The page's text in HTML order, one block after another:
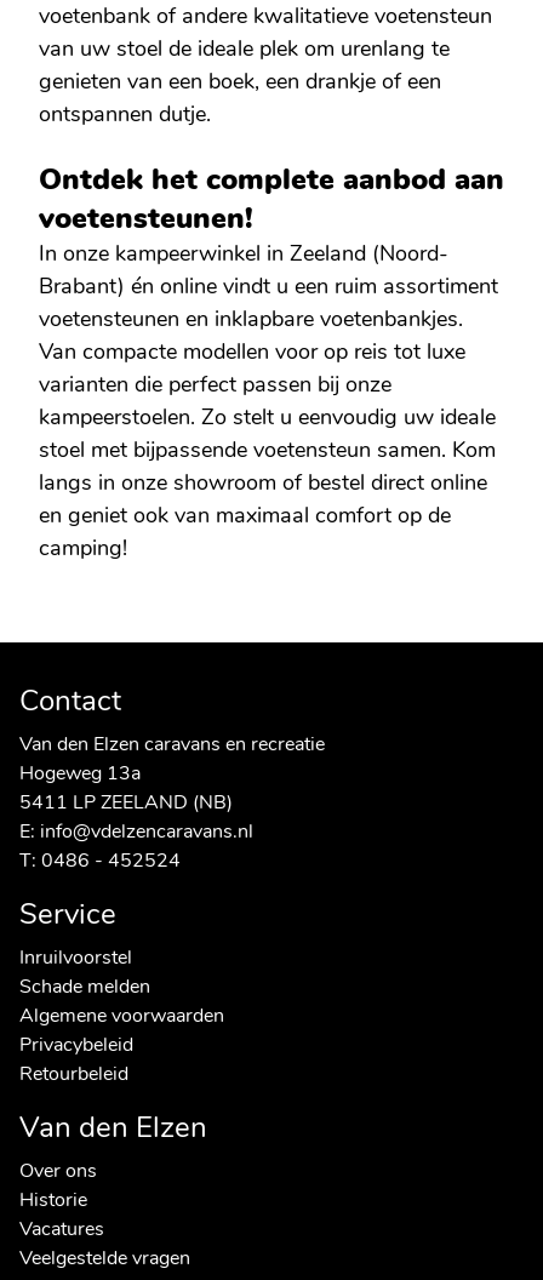
voetenbank of andere kwalitatieve voetensteun
van uw stoel de ideale plek om urenlang te
genieten van een boek, een drankje of een
ontspannen dutje.
Ontdek het complete aanbod aan
voetensteunen!
In onze kampeerwinkel in Zeeland (Noord-
Brabant) én online vindt u een ruim assortiment
voetensteunen en inklapbare voetenbankjes.
Van compacte modellen voor op reis tot luxe
varianten die perfect passen bij onze
kampeerstoelen. Zo stelt u eenvoudig uw ideale
stoel met bijpassende voetensteun samen. Kom
langs in onze showroom of bestel direct online
en geniet ook van maximaal comfort op de
camping!
Contact
Van den Elzen caravans en recreatie
Hogeweg 13a
5411 LP ZEELAND (NB)
E: info@vdelzencaravans.nl
T: 0486 - 452524
Service
Inruilvoorstel
Schade melden
Algemene voorwaarden
Privacybeleid
Retourbeleid
Van den Elzen
Over ons
Historie
Vacatures
Veelgestelde vragen